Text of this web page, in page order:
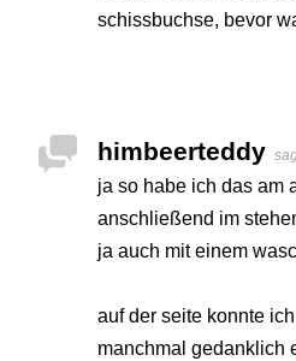
schissbuchse, bevor
himbeerteddy
ja so habe ich das am
anschließend im
ja auch mit einem
auf der seite konnte
manchmal gedanklich